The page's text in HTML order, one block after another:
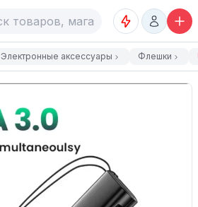
Электронные аксессуары Флешки